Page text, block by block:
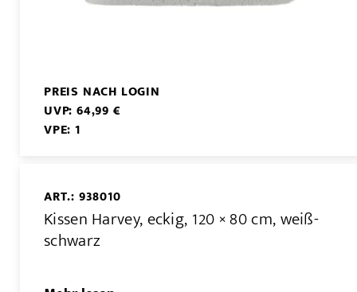
PREIS NACH LOGIN
UVP: 64,99 €
VPE: 1
ART.: 938010
Kissen Harvey, eckig, 120 × 80 cm, weiß-
schwarz